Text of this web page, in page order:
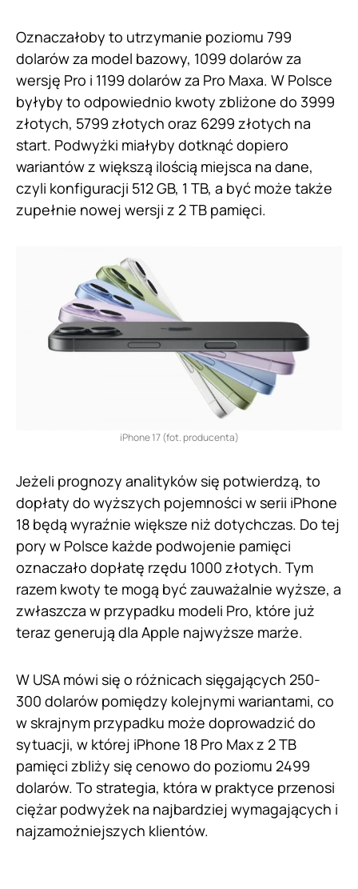
Oznaczałoby to utrzymanie poziomu 799
dolarów za model bazowy, 1099 dolarów za
wersję Pro i 1199 dolarów za Pro Maxa. W Polsce
byłyby to odpowiednio kwoty zbliżone do 3999
złotych, 5799 złotych oraz 6299 złotych na
start. Podwyżki miałyby dotknąć dopiero
wariantów z większą ilością miejsca na dane,
czyli konfiguracji 512 GB, 1 TB, a być może także
zupełnie nowej wersji z 2 TB pamięci.
iPhone 17 (fot. producenta)
Jeżeli prognozy analityków się potwierdzą, to
dopłaty do wyższych pojemności w serii iPhone
18 będą wyraźnie większe niż dotychczas. Do tej
pory w Polsce każde podwojenie pamięci
oznaczało dopłatę rzędu 1000 złotych. Tym
razem kwoty te mogą być zauważalnie wyższe, a
zwłaszcza w przypadku modeli Pro, które już
teraz generują dla Apple najwyższe marże.
W USA mówi się o różnicach sięgających 250-
300 dolarów pomiędzy kolejnymi wariantami, co
w skrajnym przypadku może doprowadzić do
sytuacji, w której iPhone 18 Pro Max z 2 TB
pamięci zbliży się cenowo do poziomu 2499
dolarów. To strategia, która w praktyce przenosi
ciężar podwyżek na najbardziej wymagających i
najzamożniejszych klientów.